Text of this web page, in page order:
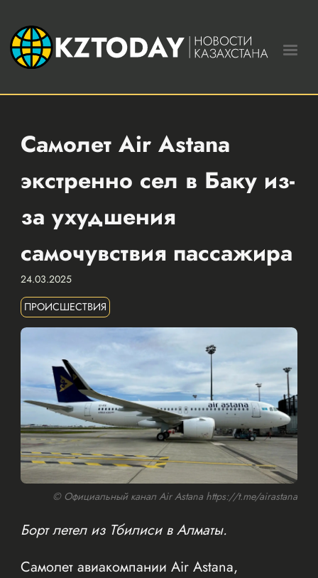
Самолет Air Astana
экстренно сел в Баку из-
за ухудшения
самочувствия пассажира
24.03.2025
ПРОИСШЕСТВИЯ
© Официальный канал Air Astana https://t.me/airastana
Борт летел из Тбилиси в Алматы.
Самолет авиакомпании Air Astana,